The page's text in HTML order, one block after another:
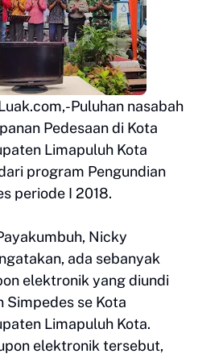
Puluhan nasabah
Pedesaan di Kota
Limapuluh Kota
program Pengundian
periode I 2018.
Nicky
ada sebanyak
elektronik yang diundi
Simpedes se Kota
Limapuluh Kota.
elektronik tersebut,